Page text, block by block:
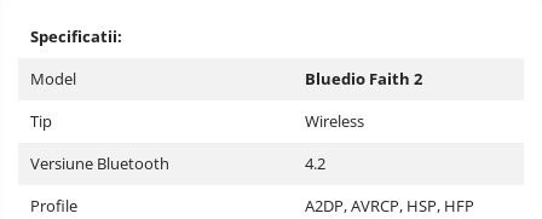
Specificatii:
Model
Bluedio Faith 2
Tip
Wireless
Versiune Bluetooth
4.2
Profile
A2DP, AVRCP, HSP, HFP